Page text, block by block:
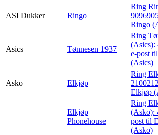
ASI Dukker Ringo
Ring
Ringo
Asics Tønnesen 1937
Ring
(Asics):
e-post
(Asics)
Asko Elkjøp
Ring
Elkjøp
Elkjøp
Phonehouse
Ring
(Asko):
post til
(Asko)